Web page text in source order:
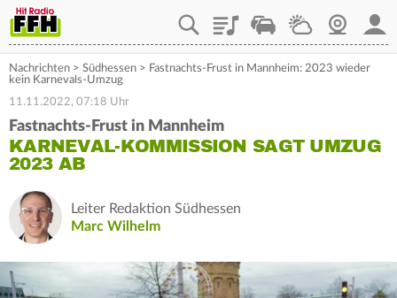
PlaylistStaupilotWetterWebcam
Nachrichten > Südhessen > Fastnachts-Frust in Mannheim: 2023 wieder
kein Karnevals-Umzug
11.11.2022, 07:18 Uhr
Fastnachts-Frust in Mannheim
KARNEVAL-KOMMISSION SAGT UMZUG
2023 AB
Leiter Redaktion Südhessen
Marc Wilhelm